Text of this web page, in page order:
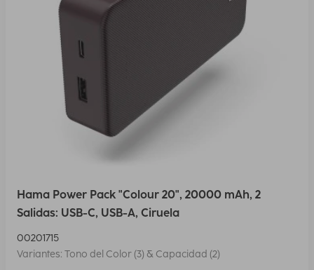
Hama Power Pack "Colour 20", 20000 mAh, 2
Salidas: USB-C, USB-A, Ciruela
00201715
Variantes: Tono del Color (3) & Capacidad (2)